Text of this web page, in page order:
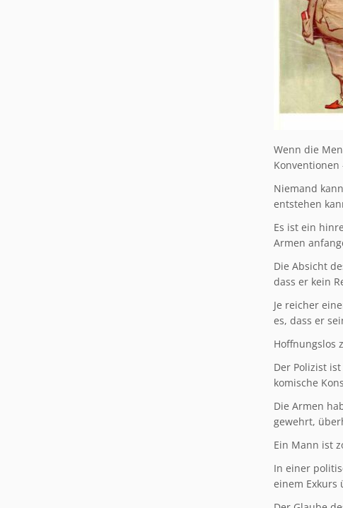
Wenn die
Konventionen
Niemand
entstehen
Es ist ein
Armen
Die Absicht
dass er kein
Je reicher
es, dass er
Hoffnungslos
Der Polizist
komische
Die Armen
gewehrt,
Ein Mann ist
In einer
einem